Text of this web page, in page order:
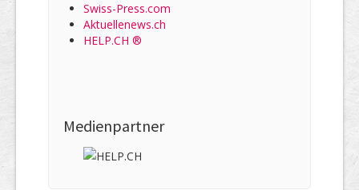
Swiss-Press.com
Aktuellenews.ch
HELP.CH ®
Medienpartner